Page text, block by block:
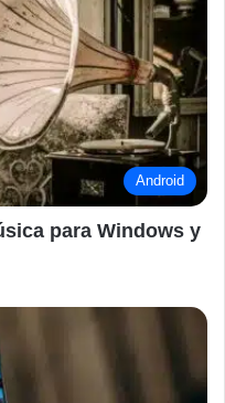
Android
para Windows y